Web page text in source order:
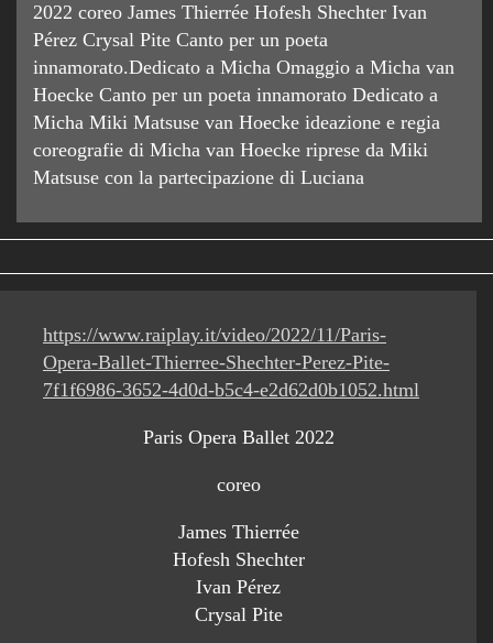
2022 coreo James Thierrée Hofesh Shechter Ivan
Pérez Crysal Pite Canto per un poeta
innamorato.Dedicato a Micha Omaggio a Micha van
Hoecke Canto per un poeta innamorato Dedicato a
Micha Miki Matsuse van Hoecke ideazione e regia
coreografie di Micha van Hoecke riprese da Miki
Matsuse con la partecipazione di Luciana
https://www.raiplay.it/video/2022/11/Paris-
Opera-Ballet-Thierree-Shechter-Perez-Pite-
7f1f6986-3652-4d0d-b5c4-e2d62d0b1052.html
Paris Opera Ballet 2022
coreo
James Thierrée
Hofesh Shechter
Ivan Pérez
Crysal Pite